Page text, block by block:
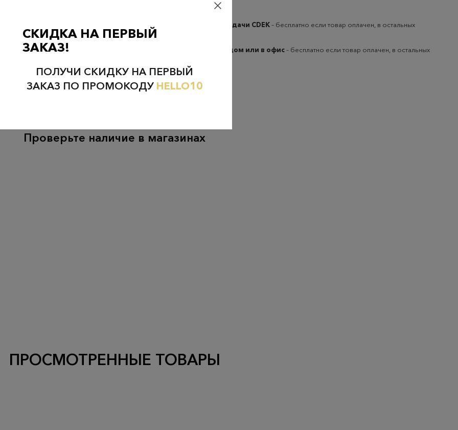
– бесплатно
Самовывоз из пунктов выдачи CDEK– бесплатно если товар оплачен, в остальных
случаях 300 руб.
Курьерская доставка на дом или в офис– бесплатно если товар оплачен, в остальных
Проверьте наличие в магазинах
ПРОСМОТРЕННЫЕ ТОВАРЫ
СКИДКА НА ПЕРВЫЙ
ЗАКАЗ!
ПОЛУЧИ СКИДКУ НА ПЕРВЫЙ
ЗАКАЗ ПО ПРОМОКОДУ HELLO10